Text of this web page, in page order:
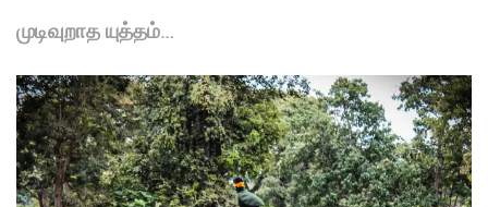
முடிவுறாத யுத்தம்…